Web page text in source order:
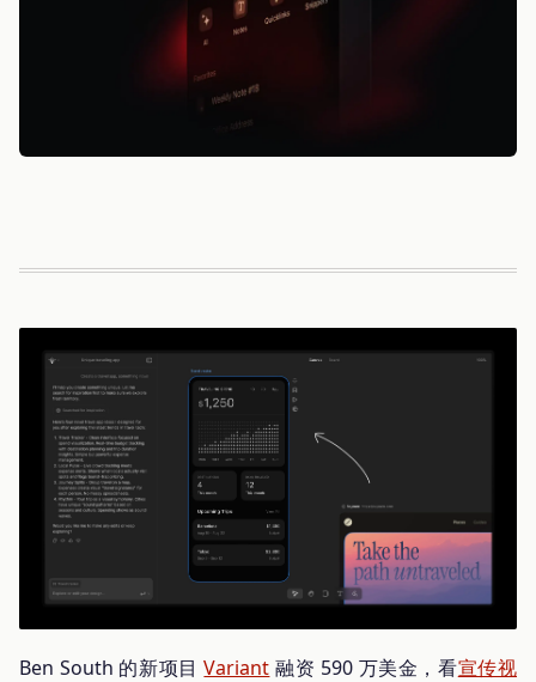
Ben South 的新项目Variant 融资 590 万美金，看宣传视